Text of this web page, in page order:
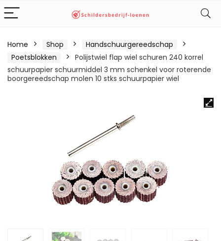
Home Shop
Handschuurgereedschap
Poetsblokken
Polijstwiel flap wiel schuren 240 korrel
schuurpapier schuurmiddel 3 mm schenkel voor roterende
boorgereedschap molen 10 stks schuurpapier wiel